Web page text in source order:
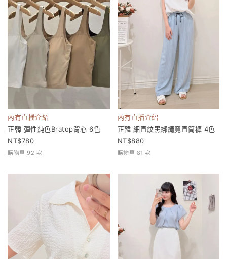
內有直播介紹
正韓 彈性純色Bratop背心 6色
780
購物車 92 次
內有直播介紹
正韓 細直紋黑綁繩寬直筒褲 4色
880
購物車 81 次